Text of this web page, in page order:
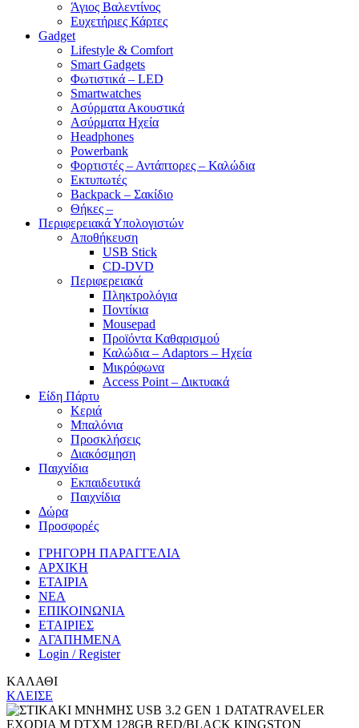
Άγιος Βαλεντίνος
Ευχετήριες Κάρτες
Gadget
Lifestyle & Comfort
Smart Gadgets
Φωτιστικά – LED
Smartwatches
Ασύρματα Ακουστικά
Ασύρματα Ηχεία
Headphones
Powerbank
Φορτιστές – Αντάπτορες – Καλώδια
Εκτυπωτές
Backpack – Σακίδιο
Θήκες –
Περιφερειακά Υπολογιστών
Αποθήκευση
USB Stick
CD-DVD
Περιφερειακά
Πληκτρολόγια
Ποντίκια
Mousepad
Προϊόντα Καθαρισμού
Καλώδια – Adaptors – Ηχεία
Μικρόφωνα
Access Point – Δικτυακά
Είδη Πάρτυ
Κεριά
Μπαλόνια
Προσκλήσεις
Διακόσμηση
Παιχνίδια
Εκπαιδευτικά
Παιχνίδια
Δώρα
Προσφορές
ΓΡΗΓΟΡΗ ΠΑΡΑΓΓΕΛΙΑ
ΑΡΧΙΚΗ
ΕΤΑΙΡΙΑ
ΝΕΑ
ΕΠΙΚΟΙΝΩΝΙΑ
ΕΤΑΙΡΙΕΣ
ΑΓΑΠΗΜΕΝΑ
Login / Register
ΚΑΛΑΘΙ
ΚΛΕΙΣΕ